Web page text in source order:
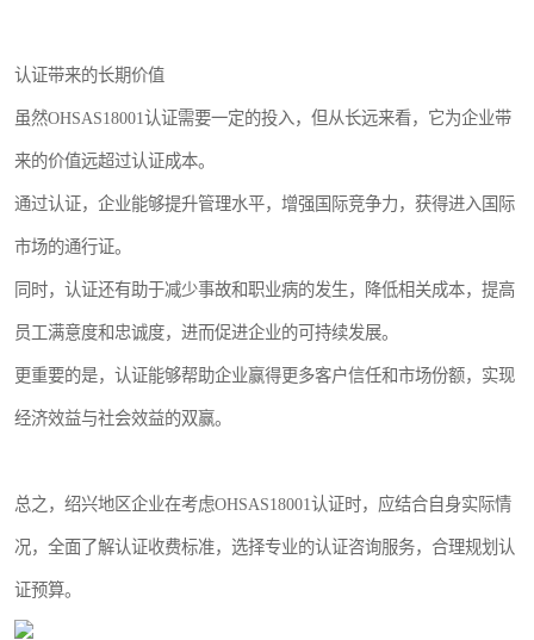
认证带来的长期价值
虽然OHSAS18001认证需要一定的投入，但从长远来看，它为企业带
来的价值远超过认证成本。
通过认证，企业能够提升管理水平，增强国际竞争力，获得进入国际
市场的通行证。
同时，认证还有助于减少事故和职业病的发生，降低相关成本，提高
员工满意度和忠诚度，进而促进企业的可持续发展。
更重要的是，认证能够帮助企业赢得更多客户信任和市场份额，实现
经济效益与社会效益的双赢。
总之，绍兴地区企业在考虑OHSAS18001认证时，应结合自身实际情
况，全面了解认证收费标准，选择专业的认证咨询服务，合理规划认
证预算。